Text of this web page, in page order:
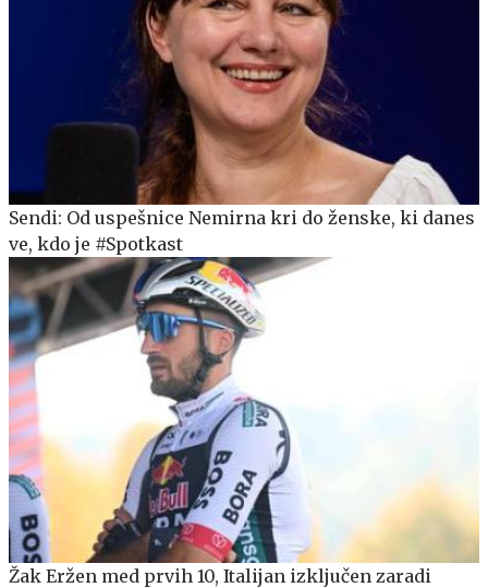
Sendi: Od uspešnice Nemirna kri do ženske, ki danes
ve, kdo je #Spotkast
Žak Eržen med prvih 10, Italijan izključen zaradi